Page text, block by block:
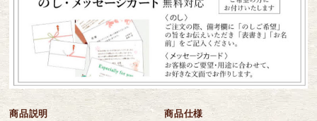
商品説明 商品仕様